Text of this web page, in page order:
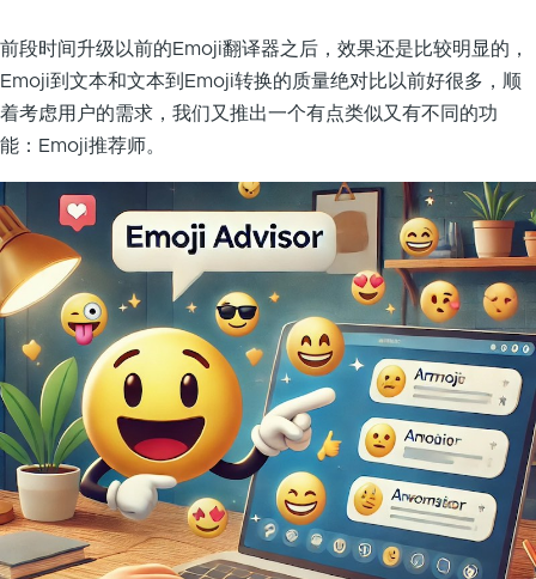
前段时间升级以前的Emoji翻译器之后，效果还是比较明显的，
Emoji到文本和文本到Emoji转换的质量绝对比以前好很多，顺
着考虑用户的需求，我们又推出一个有点类似又有不同的功
能：Emoji推荐师。